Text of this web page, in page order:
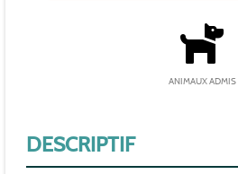
DESCRIPTIF
ANIMAUX ADMIS